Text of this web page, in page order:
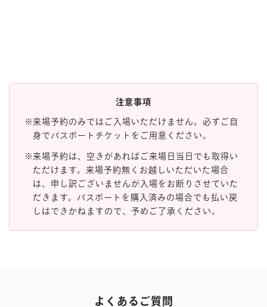
注意事項
来場予約のみではご入場いただけません。必ずご自
身でパスポートチケットをご用意ください。
来場予約は、空きがあればご来場日当日でも取得い
ただけます。来場予約無くお越しいただいた場合
は、申し訳ございませんが入場をお断りさせていた
だきます。パスポートを購入済みの場合でも払い戻
しはできかねますので、予めご了承ください。
よくあるご質問